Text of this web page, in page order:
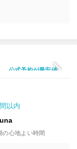
公式予約が最安値
以内
の心地よい時間